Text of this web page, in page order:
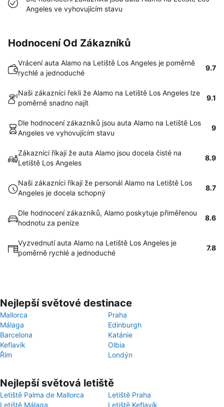
Angeles ve vyhovujícím stavu
Hodnocení Od Zákazníků
Vrácení auta Alamo na Letiště Los Angeles je poměrně
rychlé a jednoduché
9.7
Naši zákazníci řekli že Alamo na Letiště Los Angeles lze
poměrně snadno najít
9.1
Dle hodnocení zákazníků jsou auta Alamo na Letiště Los
Angeles ve vyhovujícím stavu
9
Zákazníci říkají že auta Alamo jsou docela čisté na
Letiště Los Angeles
8.9
Naši zákazníci říkají že personál Alamo na Letiště Los
Angeles je docela schopný
8.7
Dle hodnocení zákazníků, Alamo poskytuje přiměřenou
hodnotu za peníze
8.6
Vyzvednutí auta Alamo na Letiště Los Angeles je
poměrně rychlé a jednoduché
7.8
Nejlepší světové destinace
Mallorca
Praha
Málaga
Edinburgh
Barcelona
Katánie
Keflavík
Olbia
Řím
Londýn
Nejlepší světová letiště
Letiště Palma de Mallorca
Letiště Praha
Letiště Málaga
Letiště Keflavík